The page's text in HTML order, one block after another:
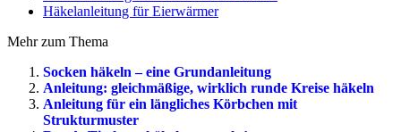
Häkelanleitung für Eierwärmer
Mehr zum Thema
Socken häkeln – eine Grundanleitung
Anleitung: gleichmäßige, wirklich runde Kreise häkeln
Anleitung für ein längliches Körbchen mit
Strukturmuster